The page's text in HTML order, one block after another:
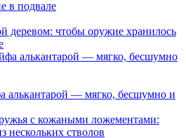
деревом: чтобы оружие хранилось
алькантарой — мягко, бесшумно и